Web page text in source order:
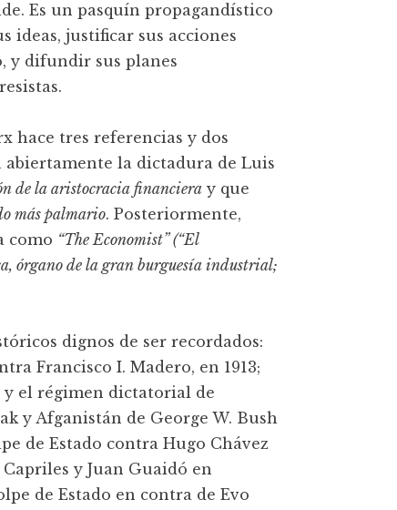
Es un pasquín propagandístico
ideas, justificar sus acciones
y difundir sus planes
hace tres referencias y dos
abiertamente la dictadura de Luis
de la aristocracia financiera y que
más palmario. Posteriormente,
como “The Economist” (“El
órgano de la gran burguesía industrial;
dignos de ser recordados:
Francisco I. Madero, en 1913;
y el régimen dictatorial de
y Afganistán de George W. Bush
de Estado contra Hugo Chávez
y Juan Guaidó en
de Estado en contra de Evo